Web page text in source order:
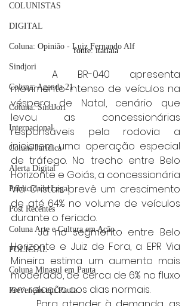
COLUNISTAS
DIGITAL
Coluna: Opinião - Luiz Fernando Alf
Sindjori
Coluna: Agenda 21
Coluna: SindJori
Internacional
Coluna Jurídica
Alerta Digital
Publicidade Legal
Post Recentes
Coluna Arte e Cultura em Ação
POLICIAL
Coluna Minasul em Pauta
Prevenção em Pauta
fonte: itatiaia
	A BR-040 apresenta
movimento intenso de veículos na
véspera de Natal, cenário que
levou as concessionárias
responsáveis pela rodovia a
iniciarem uma operação especial
de tráfego. No trecho entre Belo
Horizonte e Goiás, a concessionária
Via Cristais prevê um crescimento
de até 64% no volume de veículos
durante o feriado.
	Já no segmento entre Belo
Horizonte e Juiz de Fora, a EPR Via
Mineira estima um aumento mais
moderado, de cerca de 6% no fluxo
em relação aos dias normais.